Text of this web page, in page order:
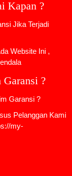
Kapan ?
Jika Terjadi
Website Ini ,
Garansi ?
Garansi ?
Pelanggan Kami
my-